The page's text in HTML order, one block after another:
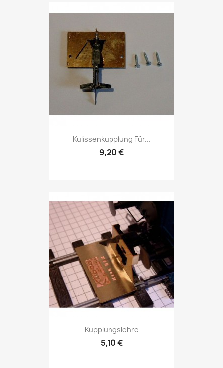
Kulissenkupplung Für...
9,20 €
Kupplungslehre
5,10 €